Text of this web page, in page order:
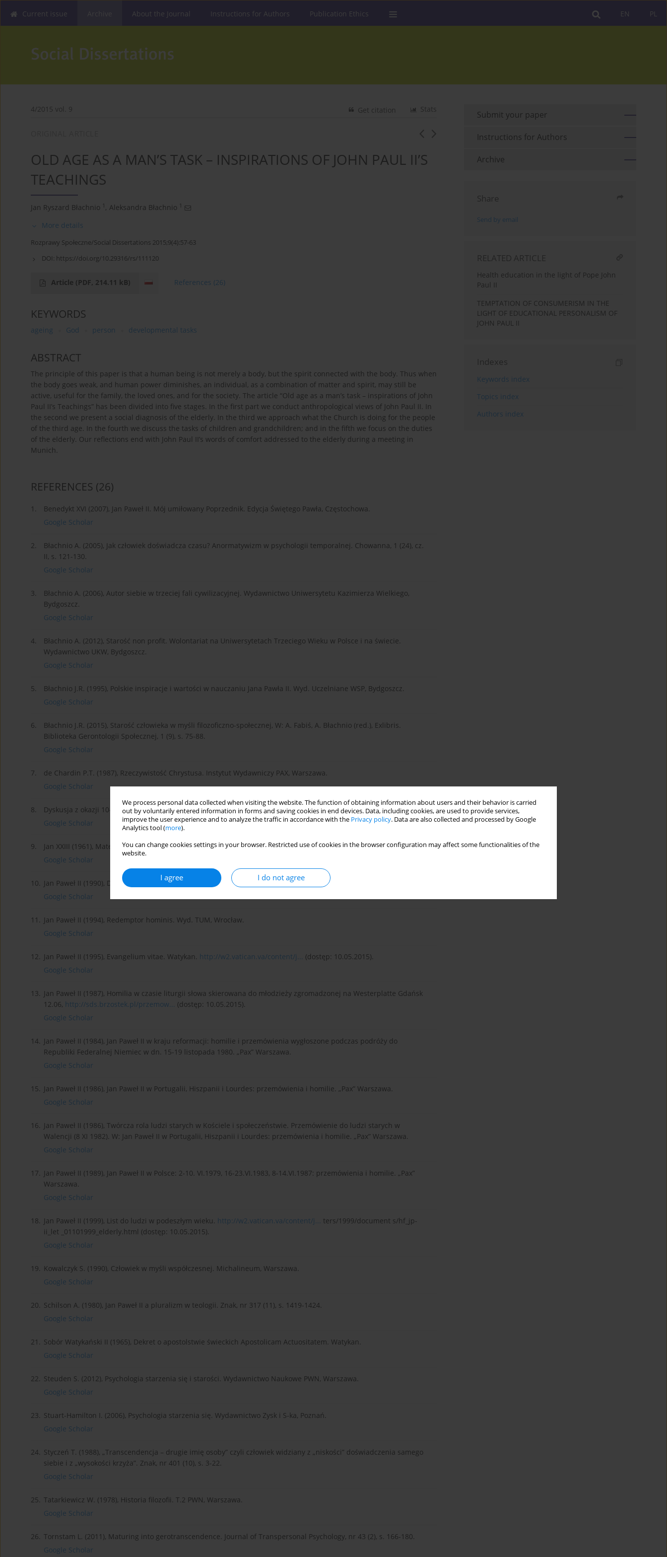
We process personal data collected when visiting the website. The function of obtaining information about users and their behavior is carried
out by voluntarily entered information in forms and saving cookies in end devices. Data, including cookies, are used to provide services,
improve the user experience and to analyze the traffic in accordance with the Privacy policy. Data are also collected and processed by Google
Analytics tool (more).
You can change cookies settings in your browser. Restricted use of cookies in the browser configuration may affect some functionalities of the
website.
I agree I do not agree
PL
EN
Current issue About the Journal Instructions for Authors Publication Ethics
4/2015 vol. 9 Stats
Get citation
OLD AGE AS A MAN’S TASK – INSPIRATIONS OF JOHN PAUL II’S
TEACHINGS
Jan Ryszard Błachnio 1 , Aleksandra Błachnio 1
More details
Rozprawy Społeczne/Social Dissertations 2015;9(4):57-63
DOI: https://doi.org/10.29316/rs/111120
Article (PDF, 214.11 kB) References (26)
KEYWORDS
ageing God person developmental tasks
ABSTRACT
The principle of this paper is that a human being is not merely a body, but the spirit connected with the body. Thus when
the body goes weak, and human power diminishes, an individual, as a combination of matter and spirit, may still be
active, useful for the family, the loved ones, and for the society. The article “Old age as a man’s task – inspirations of John
Paul II’s Teachings” has been divided into five stages. In the first part we conduct anthropological views of John Paul II. In
the second we present a social diagnosis of the elderly. In the third we approach what the Church is doing for the people
of the third age. In the fourth we discuss the tasks of children and grandchildren; and in the fifth we focus on the duties
of the elderly. Our reflections end with John Paul II’s words of comfort addressed to the elderly during a meeting in
Munich.
REFERENCES (26)
1.
Benedykt XVI (2007), Jan Paweł II. Mój umiłowany Poprzednik. Edycja Świętego Pawła, Częstochowa.
Google Scholar
2.
Błachnio A. (2005), Jak człowiek doświadcza czasu? Anormatywizm w psychologii temporalnej. Chowanna, 1 (24), cz.
II, s. 121-130.
Google Scholar
3.
Błachnio A. (2006), Autor siebie w trzeciej fali cywilizacyjnej. Wydawnictwo Uniwersytetu Kazimierza Wielkiego,
Bydgoszcz.
Google Scholar
4.
Błachnio A. (2012), Starość non profit. Wolontariat na Uniwersytetach Trzeciego Wieku w Polsce i na świecie.
Wydawnictwo UKW, Bydgoszcz.
Google Scholar
5.
Błachnio J.R. (1995), Polskie inspiracje i wartości w nauczaniu Jana Pawła II. Wyd. Uczelniane WSP, Bydgoszcz.
Google Scholar
6.
Błachnio J.R. (2015), Starość człowieka w myśli filozoficzno-społecznej, W: A. Fabiś, A. Błachnio (red.), Exlibris.
Biblioteka Gerontologii Społecznej, 1 (9), s. 75-88.
Google Scholar
7.
de Chardin P.T. (1987), Rzeczywistość Chrystusa. Instytut Wydawniczy PAX, Warszawa.
Google Scholar
8.
Dyskusja z okazji 10-lecia wyboru na Papieża, (1988). Znak, nr 401 (10), s. 23-30.
Google Scholar
9.
Jan XXIII (1961), Mater et magistra. Watykan.
Google Scholar
10. Jan Paweł II (1990), Dives in misericordia. Encyklika o Bożym miłosierdziu z 30.11.1980. Pallotinum, Poznań.
Google Scholar
11. Jan Paweł II (1994), Redemptor hominis. Wyd. TUM, Wrocław.
Google Scholar
12. Jan Paweł II (1995), Evangelium vitae. Watykan. http://w2.vatican.va/content/j... (dostęp: 10.05.2015).
Google Scholar
13. Jan Paweł II (1987), Homilia w czasie liturgii słowa skierowana do młodzieży zgromadzonej na Westerplatte Gdańsk
12.06, http://sds.brzostek.pl/przemow... (dostęp: 10.05.2015).
Google Scholar
14. Jan Paweł II (1984), Jan Paweł II w kraju reformacji: homilie i przemówienia wygłoszone podczas podróży do
Republiki Federalnej Niemiec w dn. 15-19 listopada 1980. „Pax” Warszawa.
Google Scholar
15. Jan Paweł II (1986), Jan Paweł II w Portugalii, Hiszpanii i Lourdes: przemówienia i homilie. „Pax” Warszawa.
Google Scholar
16. Jan Paweł II (1986), Twórcza rola ludzi starych w Kościele i społeczeństwie. Przemówienie do ludzi starych w
Walencji (8 XI 1982). W: Jan Paweł II w Portugalii, Hiszpanii i Lourdes: przemówienia i homilie. „Pax” Warszawa.
Google Scholar
17. Jan Paweł II (1989), Jan Paweł II w Polsce: 2-10. VI.1979, 16-23.VI.1983, 8-14.VI.1987: przemówienia i homilie. „Pax”
Warszawa.
Google Scholar
18. Jan Paweł II (1999), List do ludzi w podeszłym wieku. http://w2.vatican.va/content/j... ters/1999/document s/hf_jp-
ii_let _01101999_elderly.html (dostęp: 10.05.2015).
Google Scholar
19. Kowalczyk S. (1990), Człowiek w myśli współczesnej. Michalineum, Warszawa.
Google Scholar
20. Schilson A. (1980), Jan Paweł II a pluralizm w teologii. Znak, nr 317 (11), s. 1419-1424.
Google Scholar
21. Sobór Watykański II (1965), Dekret o apostolstwie świeckich Apostolicam Actuositatem. Watykan.
Google Scholar
22. Steuden S. (2012), Psychologia starzenia się i starości. Wydawnictwo Naukowe PWN, Warszawa.
Google Scholar
23. Stuart-Hamilton I. (2006), Psychologia starzenia się. Wydawnictwo Zysk i S-ka, Poznań.
Google Scholar
24. Styczeń T. (1988), „Transcendencja – drugie imię osoby” czyli człowiek widziany z „niskości” doświadczenia samego
siebie i z „wysokości krzyża”. Znak, nr 401 (10), s. 3-22.
Google Scholar
25. Tatarkiewicz W. (1978), Historia filozofii. T.2 PWN, Warszawa.
Google Scholar
26. Tornstam L. (2011), Maturing into gerotranscendence. Journal of Transpersonal Psychology, nr 43 (2), s. 166-180.
Google Scholar
Submit your paper
Instructions for Authors
Archive
Share
Send by email
RELATED ARTICLE
Health education in the light of Pope John
Paul II
TEMPTATION OF CONSUMERISM IN THE
LIGHT OF EDUCATIONAL PERSONALISM OF
JOHN PAUL II
Indexes
Keywords index
Topics index
Authors index